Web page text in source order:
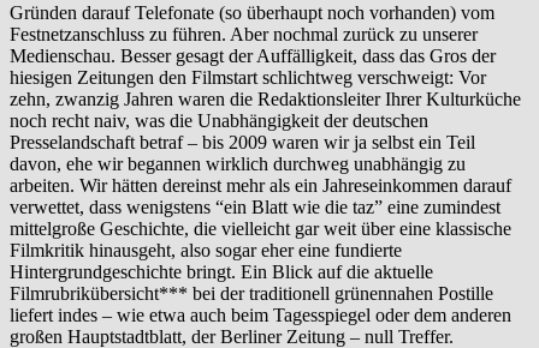
Gründen darauf Telefonate (so überhaupt noch vorhanden) vom
Festnetzanschluss zu führen. Aber nochmal zurück zu unserer
Medienschau. Besser gesagt der Auffälligkeit, dass das Gros der
hiesigen Zeitungen den Filmstart schlichtweg verschweigt: Vor
zehn, zwanzig Jahren waren die Redaktionsleiter Ihrer Kulturküche
noch recht naiv, was die Unabhängigkeit der deutschen
Presselandschaft betraf – bis 2009 waren wir ja selbst ein Teil
davon, ehe wir begannen wirklich durchweg unabhängig zu
arbeiten. Wir hätten dereinst mehr als ein Jahreseinkommen darauf
verwettet, dass wenigstens “ein Blatt wie die taz” eine zumindest
mittelgroße Geschichte, die vielleicht gar weit über eine klassische
Filmkritik hinausgeht, also sogar eher eine fundierte
Hintergrundgeschichte bringt. Ein Blick auf die aktuelle
Filmrubrikübersicht*** bei der traditionell grünennahen Postille
liefert indes – wie etwa auch beim Tagesspiegel oder dem anderen
großen Hauptstadtblatt, der Berliner Zeitung – null Treffer.